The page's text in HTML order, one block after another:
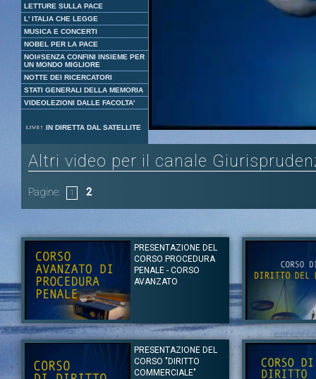
LETTURE SULLA PACE
L' ITALIA CHE LEGGE
MUSICA E CONCERTI
NOBEL PER LA PACE
NOI#SENZA CONFINI INSIEME PER
UN MONDO MIGLIORE
NOTTE DEI RICERCATORI
STATI GENERALI DELLA MEMORIA
VIDEOLEZIONI DALLE FACOLTA'
IN DIRETTA DAL SATELLITE
13.95%
Altri video per il canale
Pagine: 1 2
PRESENTAZIONE DEL
CORSO PROCEDURA
PENALE - CORSO
AVANZATO
Autore:Avv. Renato Borzone
Canale:Giurisprudenza
Il corso, presentato dal Prof. Avv. Renato Borzone, si propone di far
conseguire la conoscenza delle regole di svolgimento del
dibattimento penale e di acquisizione del materiale probatorio, con
Autore:Prof.
Canale:
corso è diviso
sindacale e alla
PRESENTAZIONE DEL
CORSO "DIRITTO
COMMERCIALE"